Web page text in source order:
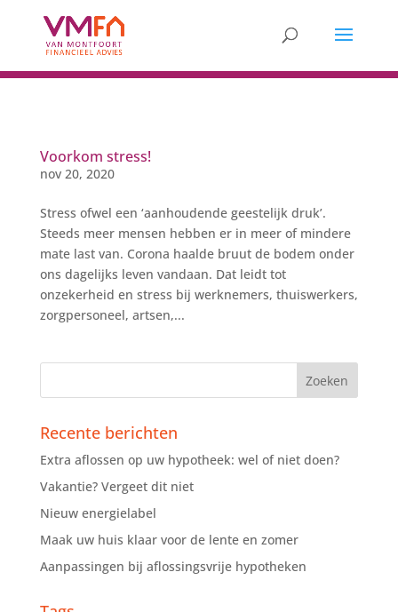
Voorkom stress!
nov 20, 2020
Stress ofwel een ‘aanhoudende geestelijk druk’.
Steeds meer mensen hebben er in meer of mindere
mate last van. Corona haalde bruut de bodem onder
ons dagelijks leven vandaan. Dat leidt tot
onzekerheid en stress bij werknemers, thuiswerkers,
zorgpersoneel, artsen,...
Recente berichten
Extra aflossen op uw hypotheek: wel of niet doen?
Vakantie? Vergeet dit niet
Nieuw energielabel
Maak uw huis klaar voor de lente en zomer
Aanpassingen bij aflossingsvrije hypotheken